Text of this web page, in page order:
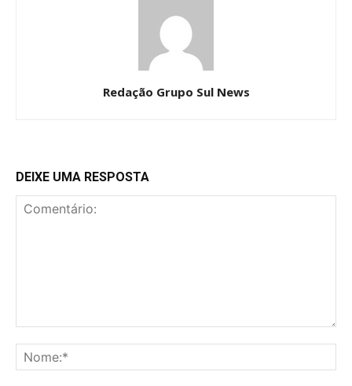
Redação Grupo Sul News
DEIXE UMA RESPOSTA